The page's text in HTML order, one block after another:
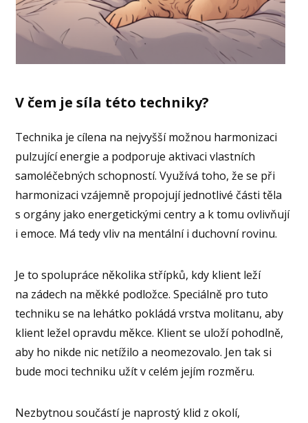
V čem je síla této techniky?
Technika je cílena na nejvyšší možnou harmonizaci
pulzující energie a podporuje aktivaci vlastních
samoléčebných schopností. Využívá toho, že se při
harmonizaci vzájemně propojují jednotlivé části těla
s orgány jako energetickými centry a k tomu ovlivňují
i emoce. Má tedy vliv na mentální i duchovní rovinu.
Je to spolupráce několika střípků, kdy klient leží
na zádech na měkké podložce. Speciálně pro tuto
techniku se na lehátko pokládá vrstva molitanu, aby
klient ležel opravdu měkce. Klient se uloží pohodlně,
aby ho nikde nic netížilo a neomezovalo. Jen tak si
bude moci techniku užít v celém jejím rozměru.
Nezbytnou součástí je naprostý klid z okolí,